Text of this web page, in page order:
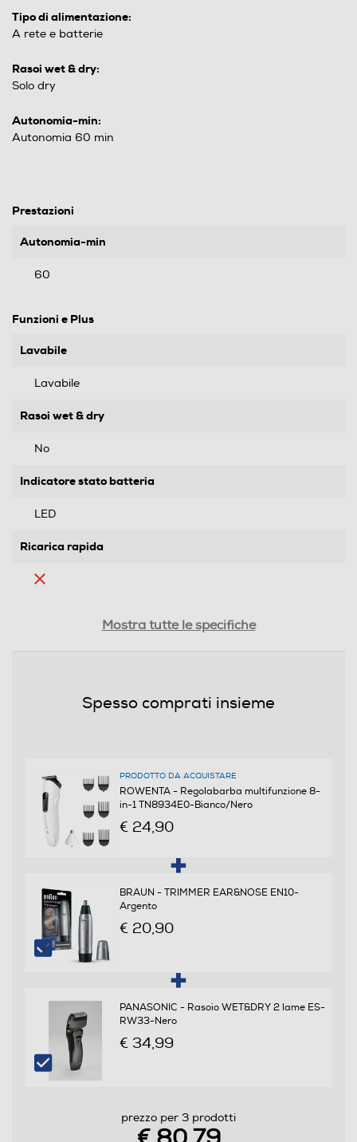
Tipo di alimentazione:
A rete e batterie
Rasoi wet & dry:
Solo dry
Autonomia-min:
Autonomia 60 min
Prestazioni
Autonomia-min
60
Funzioni e Plus
Lavabile
Lavabile
Rasoi wet & dry
No
Indicatore stato batteria
LED
Ricarica rapida
Autopulente
No
No
Dotazioni - Personalizzazioni
Custodia
Mostra tutte le specifiche
Spesso comprati insieme
PRODOTTO DA ACQUISTARE
ROWENTA - Regolabarba multifunzione 8-
in-1 TN8934E0-Bianco/Nero
€ 24,90
BRAUN - TRIMMER EAR&NOSE EN10-
Argento
€ 20,90
PANASONIC - Rasoio WET&DRY 2 lame ES-
RW33-Nero
€ 34,99
prezzo per 3 prodotti